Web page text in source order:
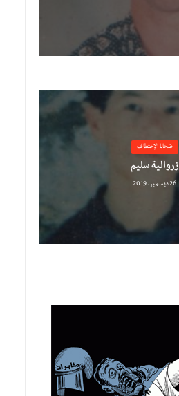
ضحايا الإختطاف
زروالية سليم
26 ديسمبر، 2019